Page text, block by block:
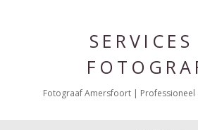
Fotograaf Amersfoort | Professioneel